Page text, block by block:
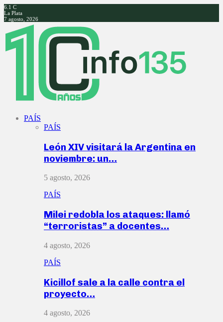
6.1 C
La Plata
7 agosto, 2026
Facebook
Twitter
Instagram
Youtube
PAÍS
PAÍS
León XIV visitará la Argentina en
noviembre: un…
5 agosto, 2026
PAÍS
Milei redobla los ataques: llamó
“terroristas” a docentes…
4 agosto, 2026
PAÍS
Kicillof sale a la calle contra el
proyecto…
4 agosto, 2026